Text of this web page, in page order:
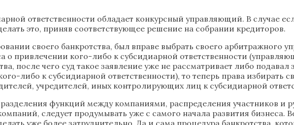
ответственности обладает конкурсный управляющий. В случае
это, приняв соответствующее решение на собрании кредиторов.
своего банкротства, был вправе выбрать своего арбитражного
привлечении кого-либо к субсидиарной ответственности
после чего суд такое заявление уже не рассматривает либо
либо к субсидиарной ответственности), то теперь права избирать
учредителей, иных контролирующих лиц к субсидиарной
функций между компаниями, распределения участников и
следует продумывать уже с самого начала развития
уже более затруднительно. Да и сама процедура банкротства,